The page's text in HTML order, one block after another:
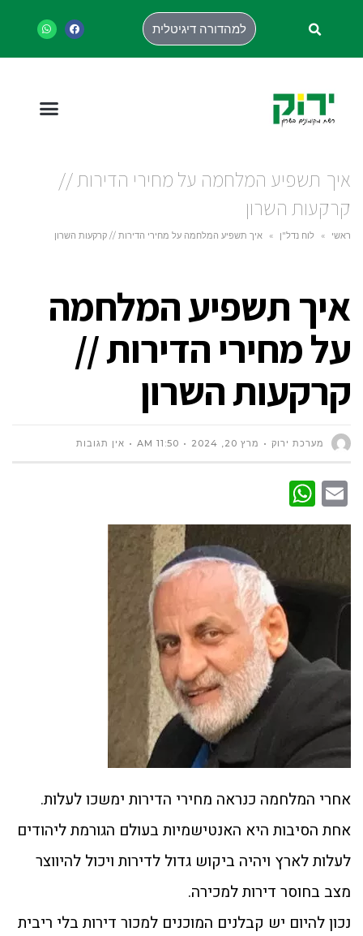
למהדורה דיגיטלית
איך תשפיע המלחמה על מחירי הדירות //
קרקעות השרון
ראשי » לוח נדל"ן » איך תשפיע המלחמה על מחירי הדירות // קרקעות השרון
איך תשפיע המלחמה
על מחירי הדירות //
קרקעות השרון
מערכת ירוק מרץ 20, 2024 11:50 AM אין תגובות
Email
אחרי המלחמה כנראה מחירי הדירות ימשכו לעלות.
אחת הסיבות היא האנטישמיות בעולם הגורמת ליהודים
לעלות לארץ ויהיה ביקוש גדול לדירות ויכול להיווצר
מצב בחוסר דירות למכירה.
נכון להיום יש קבלנים המוכנים למכור דירות בלי ריבית